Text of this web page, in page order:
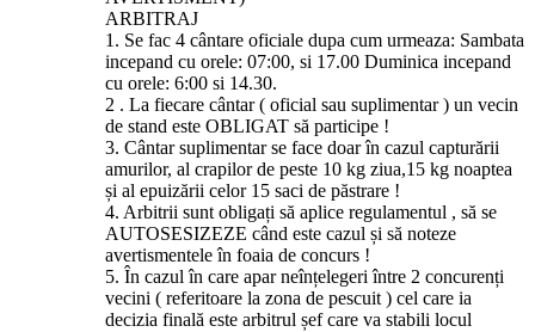
ARBITRAJ
1. Se fac 4 cântare oficiale dupa cum urmeaza: Sambata
incepand cu orele: 07:00, si 17.00 Duminica incepand
cu orele: 6:00 si 14.30.
2 . La fiecare cântar ( oficial sau suplimentar ) un vecin
de stand este OBLIGAT să participe !
3. Cântar suplimentar se face doar în cazul capturării
amurilor, al crapilor de peste 10 kg ziua,15 kg noaptea
și al epuizării celor 15 saci de păstrare !
4. Arbitrii sunt obligați să aplice regulamentul , să se
AUTOSESIZEZE când este cazul și să noteze
avertismentele în foaia de concurs !
5. În cazul în care apar neînțelegeri între 2 concurenți
vecini ( referitoare la zona de pescuit ) cel care ia
decizia finală este arbitrul șef care va stabili locul